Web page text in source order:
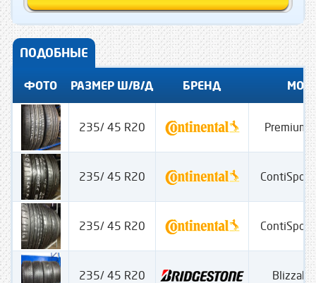
ПОДОБНЫЕ
ФОТО РАЗМЕР Ш/В/Д БРЕНД
235/ 45 R20
235/ 45 R20
235/ 45 R20
235/ 45 R20 Blizzak